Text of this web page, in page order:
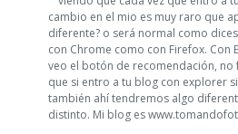
cambio en el mio es muy raro que
diferente? o será normal como
con Chrome como con Firefox. Con
veo el botón de recomendación, no
que si entro a tu blog con explorer
también ahí tendremos algo
distinto. Mi blog es